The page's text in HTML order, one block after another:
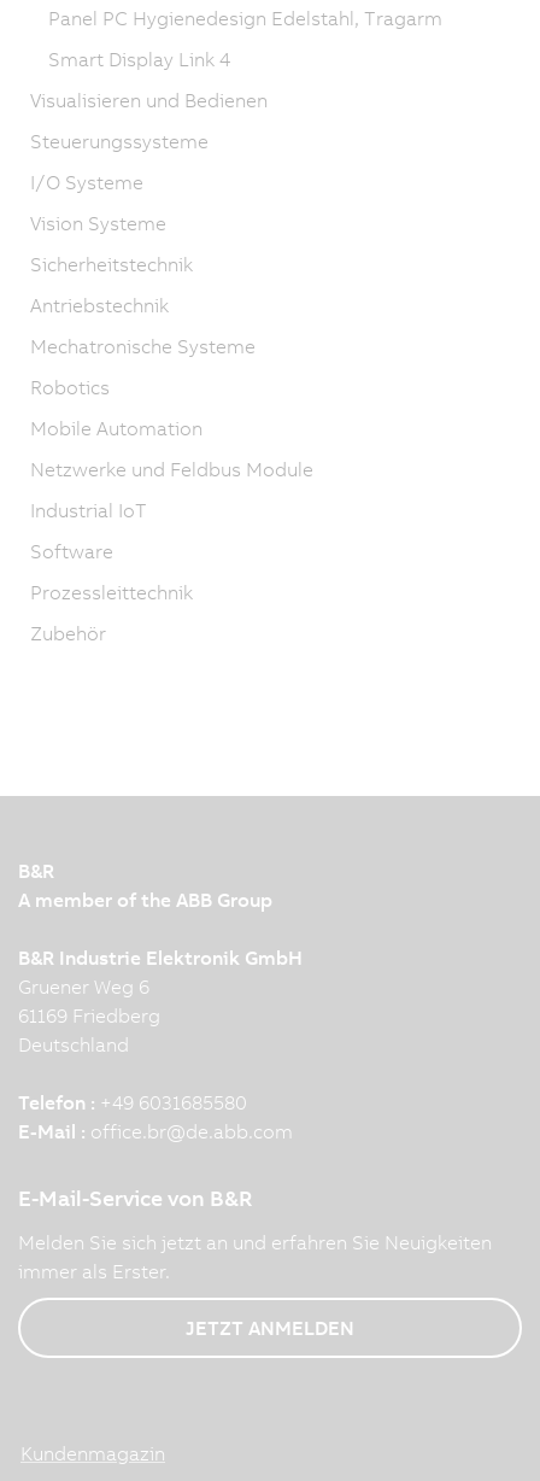
Panel PC Hygienedesign Edelstahl, Tragarm
Smart Display Link 4
Visualisieren und Bedienen
Steuerungssysteme
I/O Systeme
Vision Systeme
Sicherheitstechnik
Antriebstechnik
Mechatronische Systeme
Robotics
Mobile Automation
Netzwerke und Feldbus Module
Industrial IoT
Software
Prozessleittechnik
Zubehör
B&R
A member of the ABB Group
B&R Industrie Elektronik GmbH
Gruener Weg 6
61169 Friedberg
Deutschland
Telefon : +49 6031685580
E-Mail : office.br@de.abb.com
E-Mail-Service von B&R
Melden Sie sich jetzt an und erfahren Sie Neuigkeiten
immer als Erster.
JETZT ANMELDEN
Kundenmagazin